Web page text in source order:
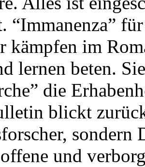
“Immanenza”
kämpfen im
lernen beten.
die
blickt
sondern
und